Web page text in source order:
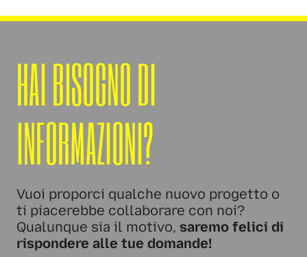
HAI BISOGNO DI
INFORMAZIONI?
Vuoi proporci qualche nuovo progetto o
ti piacerebbe collaborare con noi?
Qualunque sia il motivo, saremo felici di
rispondere alle tue domande!